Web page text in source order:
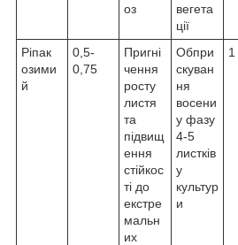
оз
вегета
ції
Ріпак
озими
й
0,5-
0,75
Пригні
чення
росту
листя
та
підвищ
ення
стійкос
ті до
екстре
мальн
их
Обпри
скуван
ня
восени
у фазу
4-5
листків
у
культур
и
1